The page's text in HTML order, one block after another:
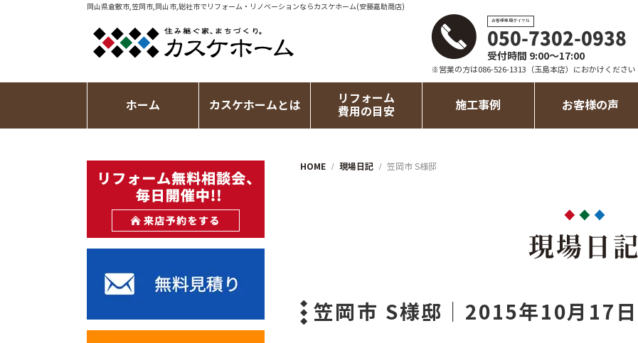
岡山県倉敷市,笠岡市,岡山市,総社市でリフォーム・リノベーションならカスケホーム(安藤嘉助商店)
お客様専用ダイヤル
050-7302-0938
受付時間 9:00～17:00
※営業の方は086-526-1313（玉島本店）におかけください
ホーム カスケホームとは
リフォーム
費用の目安
施工事例 お客様の声
HOME 現場日記 笠岡市 S様邸
現場日記
笠岡市 S様邸｜2015年10月17日